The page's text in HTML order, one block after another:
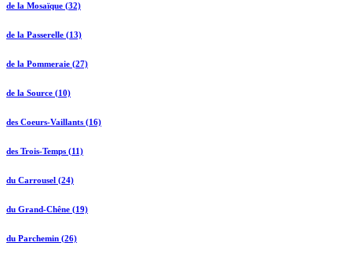
de la Mosaïque (32)
de la Passerelle (13)
de la Pommeraie (27)
de la Source (10)
des Coeurs-Vaillants (16)
des Trois-Temps (11)
du Carrousel (24)
du Grand-Chêne (19)
du Parchemin (26)